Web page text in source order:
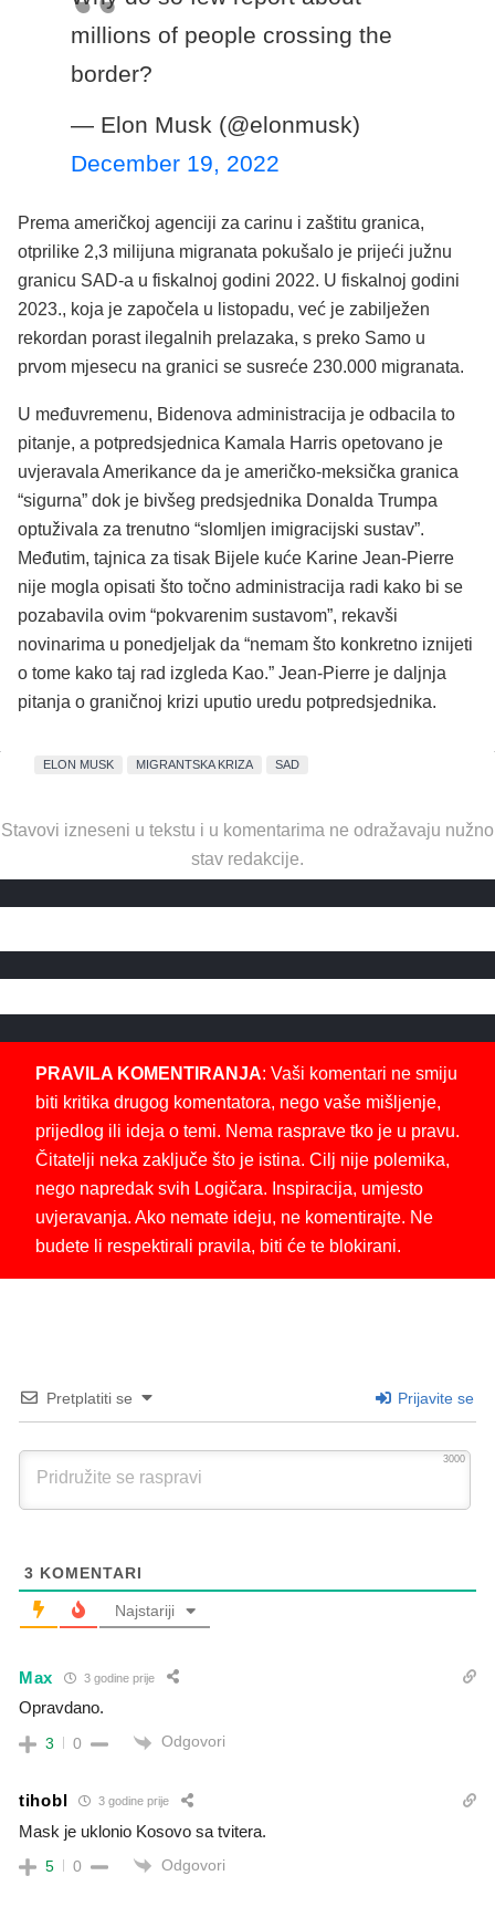
millions of people crossing the
border?
— Elon Musk (@elonmusk)
December 19, 2022
Prema američkoj agenciji za carinu i zaštitu granica,
otprilike 2,3 milijuna migranata pokušalo je prijeći južnu
granicu SAD-a u fiskalnoj godini 2022. U fiskalnoj godini
2023., koja je započela u listopadu, već je zabilježen
rekordan porast ilegalnih prelazaka, s preko Samo u
prvom mjesecu na granici se susreće 230.000 migranata.
U međuvremenu, Bidenova administracija je odbacila to
pitanje, a potpredsjednica Kamala Harris opetovano je
uvjeravala Amerikance da je američko-meksička granica
“sigurna” dok je bivšeg predsjednika Donalda Trumpa
optuživala za trenutno “slomljen imigracijski sustav”.
Međutim, tajnica za tisak Bijele kuće Karine Jean-Pierre
nije mogla opisati što točno administracija radi kako bi se
pozabavila ovim “pokvarenim sustavom”, rekavši
novinarima u ponedjeljak da “nemam što konkretno iznijeti
o tome kako taj rad izgleda Kao.” Jean-Pierre je daljnja
pitanja o graničnoj krizi uputio uredu potpredsjednika.
ELON MUSK MIGRANTSKA KRIZA SAD
Stavovi izneseni u tekstu i u komentarima ne odražavaju nužno
stav redakcije.
PRAVILA KOMENTIRANJA: Vaši komentari ne smiju
biti kritika drugog komentatora, nego vaše mišljenje,
prijedlog ili ideja o temi. Nema rasprave tko je u pravu.
Čitatelji neka zaključe što je istina. Cilj nije polemika,
nego napredak svih Logičara. Inspiracija, umjesto
uvjeravanja. Ako nemate ideju, ne komentirajte. Ne
budete li respektirali pravila, biti će te blokirani.
Pretplatiti se Prijavite se
3000
3 KOMENTARI
Najstariji
Max 3 godine prije
Opravdano.
3 0 Odgovori
tihobl 3 godine prije
Mask je uklonio Kosovo sa tvitera.
5 0 Odgovori